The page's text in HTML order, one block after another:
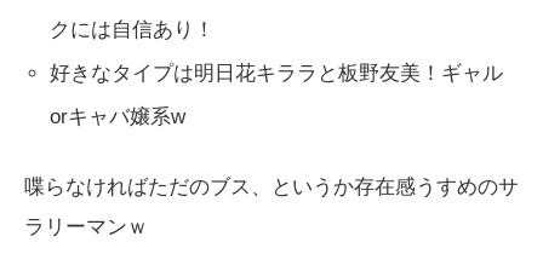
クには自信あり！
好きなタイプは明日花キララと板野友美！ギャル
orキャバ嬢系w
喋らなければただのブス、というか存在感うすめのサ
ラリーマンｗ